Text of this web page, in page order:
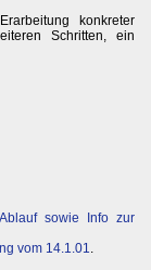
konkreter
Schritten, ein
sowie Info zur
vom 14.1.01.